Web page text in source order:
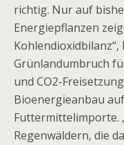
richtig. Nur auf
Energiepflanzen
Grünlandumbruch
und CO2-
Bioenergieanbau
Futtermittelimporte.
Regenwäldern, die